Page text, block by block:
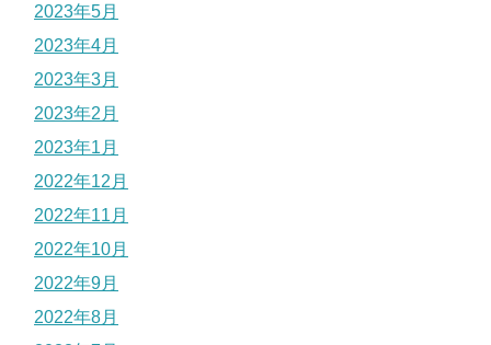
2023年5月
2023年4月
2023年3月
2023年2月
2023年1月
2022年12月
2022年11月
2022年10月
2022年9月
2022年8月